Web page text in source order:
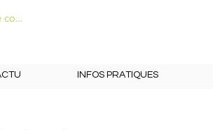
connecter
INFOS PRATIQUES